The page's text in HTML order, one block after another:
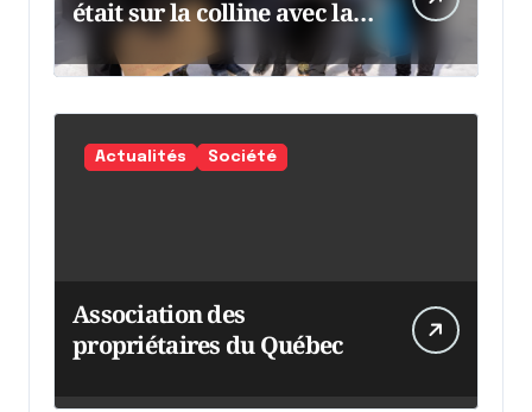
était sur la colline avec la
chaumine
Actualités Société
Association des
propriétaires du Québec